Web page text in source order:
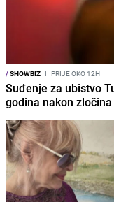
/SHOWBIZ I PRIJE OKO 12H
Suđenje za ubistvo
godina nakon zločina